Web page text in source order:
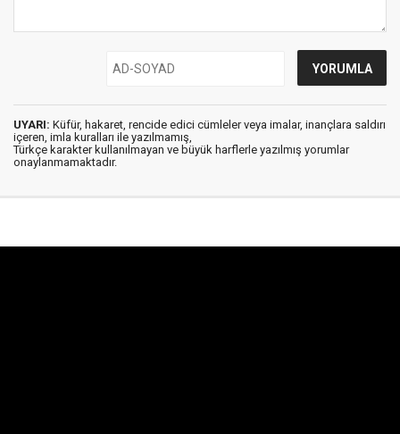
UYARI: Küfür, hakaret, rencide edici cümleler veya imalar, inançlara saldırı
içeren, imla kuralları ile yazılmamış,
Türkçe karakter kullanılmayan ve büyük harflerle yazılmış yorumlar
onaylanmamaktadır.